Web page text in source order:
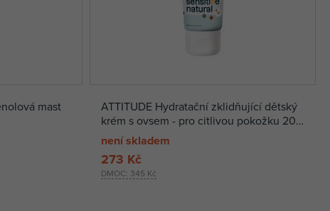
mast
ATTITUDE Hydratační zklidňující dětský
krém s ovsem - pro citlivou pokožku 200
není skladem
DMOC: 345 Kč
273 Kč